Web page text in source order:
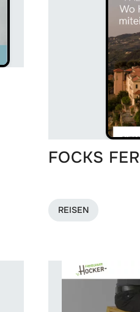
FOCKS
REISEN